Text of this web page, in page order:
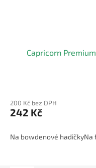
Capricorn
200 Kč bez DPH
242 Kč
Na bowdenové hadičkyNa